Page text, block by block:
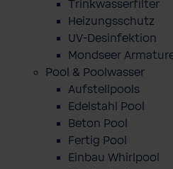
Trinkwasserfilter
Heizungsschutz
UV-Desinfektion
Mondseer
Pool & Poolwasser
Aufstellpools
Edelstahl Pool
Beton Pool
Fertig Pool
Einbau Whirlpool